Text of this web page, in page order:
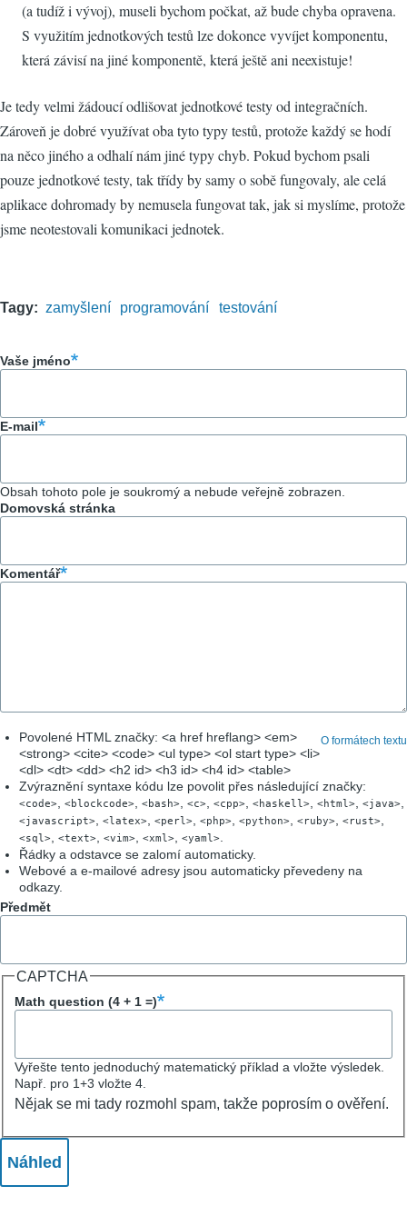
(a tudíž i vývoj), museli bychom počkat, až bude chyba opravena.
S využitím jednotkových testů lze dokonce vyvíjet komponentu,
která závisí na jiné komponentě, která ještě ani neexistuje!
Je tedy velmi žádoucí odlišovat jednotkové testy od integračních.
Zároveň je dobré využívat oba tyto typy testů, protože každý se hodí
na něco jiného a odhalí nám jiné typy chyb. Pokud bychom psali
pouze jednotkové testy, tak třídy by samy o sobě fungovaly, ale celá
aplikace dohromady by nemusela fungovat tak, jak si myslíme, protože
jsme neotestovali komunikaci jednotek.
Tagy zamyšlení programování testování
Vaše jméno
E-mail
Obsah tohoto pole je soukromý a nebude veřejně zobrazen.
Domovská stránka
Komentář
O formátech textu
Povolené HTML značky: <a href hreflang> <em>
<strong> <cite> <code> <ul type> <ol start type> <li>
<dl> <dt> <dd> <h2 id> <h3 id> <h4 id> <table>
Zvýraznění syntaxe kódu lze povolit přes následující značky:
<code> <blockcode> <bash> <c> <cpp> <haskell> <html> <java>
<javascript> <latex> <perl> <php> <python> <ruby> <rust>
<sql> <text> <vim> <xml> <yaml>
Řádky a odstavce se zalomí automaticky.
Webové a e-mailové adresy jsou automaticky převedeny na
odkazy.
Předmět
CAPTCHA
Math question (4 + 1 =)
Vyřešte tento jednoduchý matematický příklad a vložte výsledek.
Např. pro 1+3 vložte 4.
Nějak se mi tady rozmohl spam, takže poprosím o ověření.